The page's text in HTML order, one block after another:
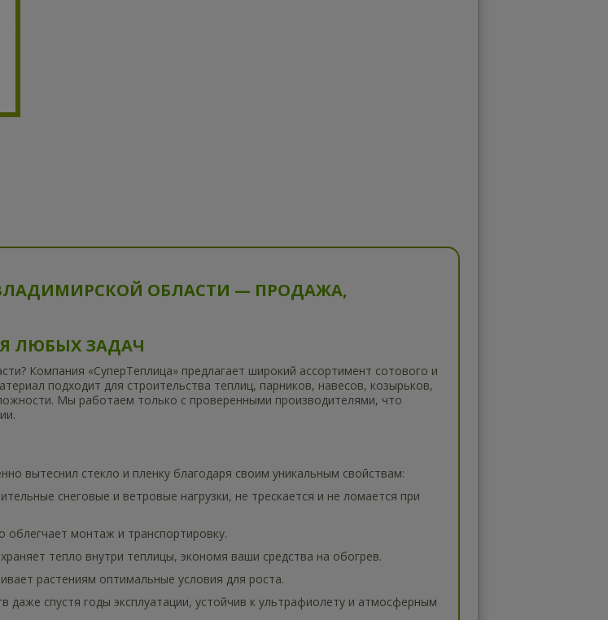
ОБЛАСТИ — ПРОДАЖА,
ЛЮБЫХ ЗАДАЧ
Компания «СуперТеплица» предлагает широкий ассортимент сотового и
подходит для строительства теплиц, парников, навесов, козырьков,
Мы работаем только с проверенными производителями, что
вытеснил стекло и пленку благодаря своим уникальным свойствам:
снеговые и ветровые нагрузки, не трескается и не ломается при
облегчает монтаж и транспортировку.
тепло внутри теплицы, экономя ваши средства на обогрев.
растениям оптимальные условия для роста.
даже спустя годы эксплуатации, устойчив к ультрафиолету и атмосферным